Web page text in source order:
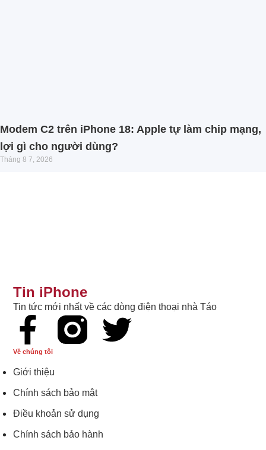
Modem C2 trên iPhone 18: Apple tự làm chip mạng,
lợi gì cho người dùng?
Tháng 8 7, 2026
Tin iPhone
Tin tức mới nhất về các dòng điện thoại nhà Táo
Về chúng tôi
Giới thiệu
Chính sách bảo mật
Điều khoản sử dụng
Chính sách bảo hành